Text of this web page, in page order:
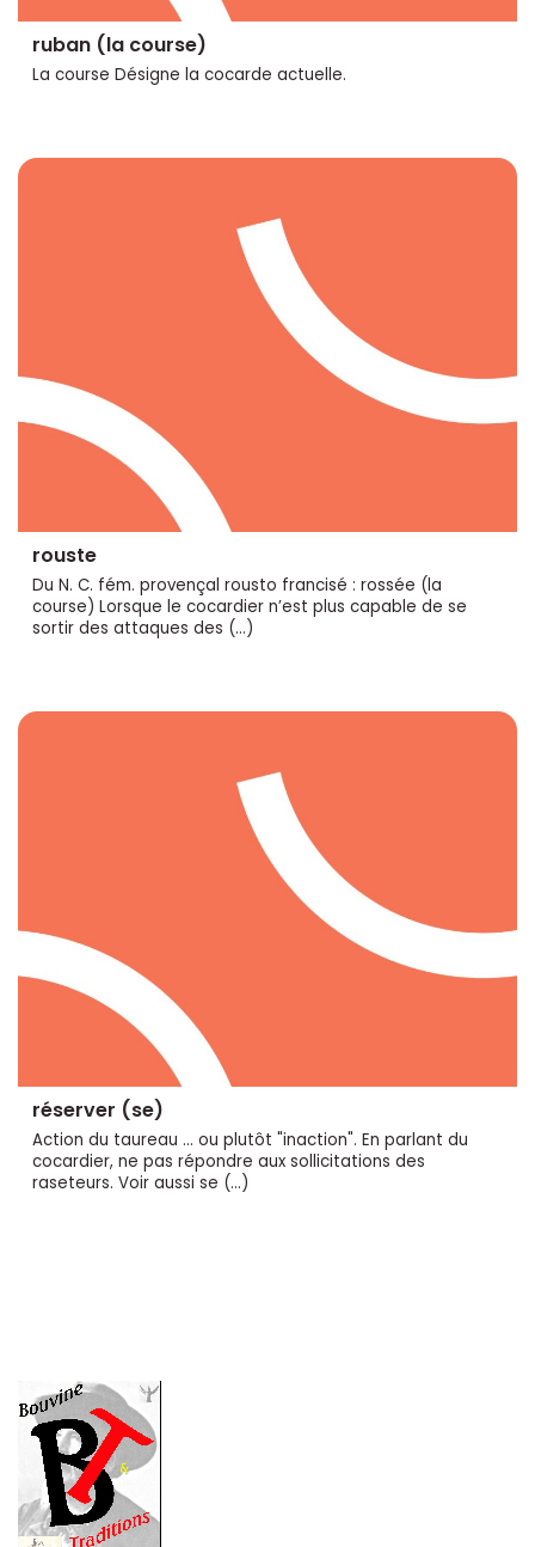
ruban (la course)
La course Désigne la cocarde actuelle.
rouste
Du N. C. fém. provençal rousto francisé : rossée (la
course) Lorsque le cocardier n’est plus capable de se
sortir des attaques des (…)
réserver (se)
Action du taureau ... ou plutôt "inaction". En parlant du
cocardier, ne pas répondre aux sollicitations des
raseteurs. Voir aussi se (…)